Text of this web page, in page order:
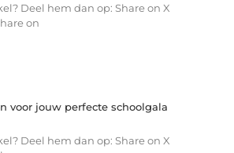
Deel hem dan op: Share on X
on
voor jouw perfecte schoolgala
Deel hem dan op: Share on X